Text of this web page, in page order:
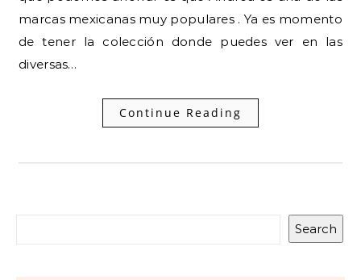
marcas mexicanas muy populares . Ya es momento
de tener la colección donde puedes ver en las
diversas…
Continue Reading
Search